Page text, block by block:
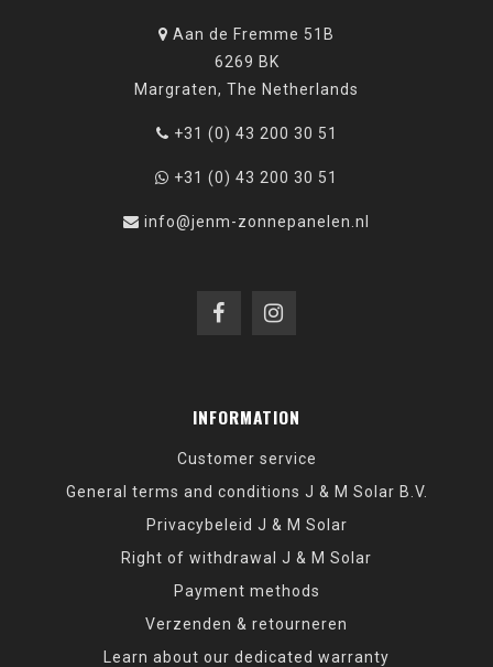
Aan de Fremme 51B
6269 BK
Margraten, The Netherlands
+31 (0) 43 200 30 51
+31 (0) 43 200 30 51
info@jenm-zonnepanelen.nl
INFORMATION
Customer service
General terms and conditions J & M Solar B.V.
Privacybeleid J & M Solar
Right of withdrawal J & M Solar
Payment methods
Verzenden & retourneren
Learn about our dedicated warranty